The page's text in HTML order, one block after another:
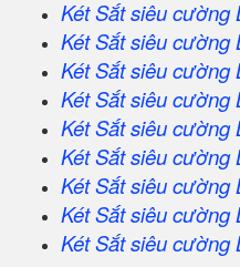
Két Sắtsiêu cường
Két Sắtsiêu cường
Két Sắtsiêu cường
Két Sắtsiêu cường
Két Sắtsiêu cường
Két Sắtsiêu cường
Két Sắtsiêu cường
Két Sắtsiêu cường
Két Sắtsiêu cường